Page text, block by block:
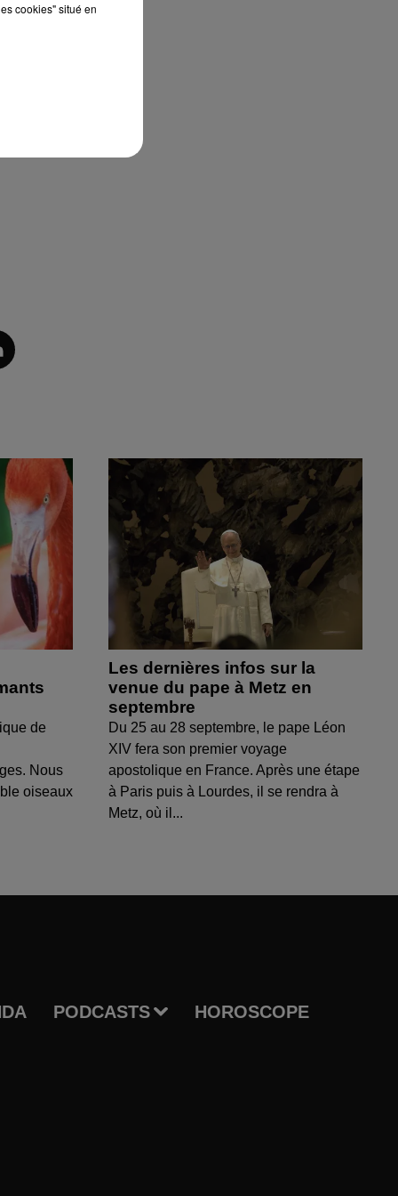
de
Nous
oiseaux
Les dernières infos sur la
venue du pape à Metz en
septembre
Du 25 au 28 septembre, le pape Léon
XIV fera son premier voyage
apostolique en France. Après une étape
à Paris puis à Lourdes, il se rendra à
Metz, où il...
PODCASTS HOROSCOPE
cookies" situé en